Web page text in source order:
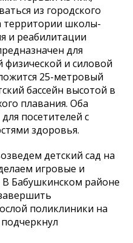
из городского
территории школы-
и реабилитации
для
и силовой
25-метровый
бассейн высотой в
плавания. Оба
посетителей с
здоровья.
детский сад на
игровые и
Бабушкинском районе
поликлиники на